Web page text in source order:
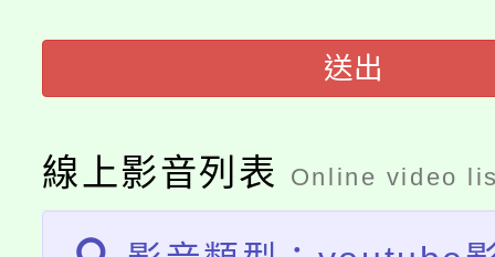
《TA101》溝通分析基
心理、諮商輔導、社會
系所師生報名參加。
轉知苗栗縣政府辦理
縣市「校園短影音徵選
門員」簡章及活動海報
踴躍報名參加。
桃園市115學年度學生
要點
「桃園市補助參觀特色
展演活動實施計畫」
送出
線上影音列表 Online video